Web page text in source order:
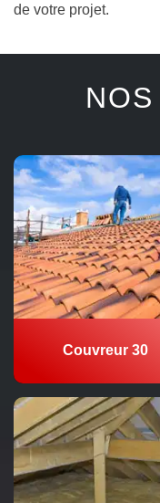
de votre projet.
Couvreur 30